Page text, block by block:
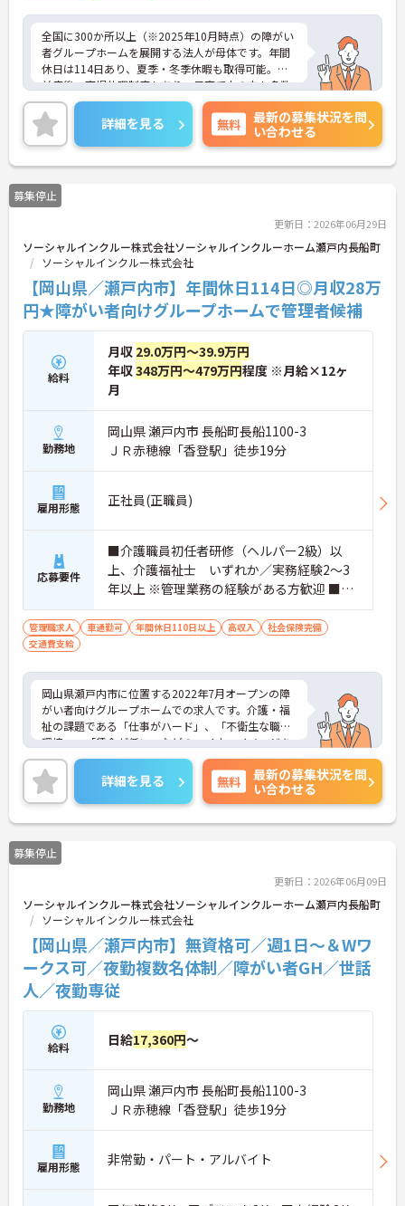
全国に300か所以上（※2025年10月時点）の障がい
者グループホームを展開する法人が母体です。年間
休日は114日あり、夏季・冬季休暇も取得可能。産
前産後・育児休暇制度もあり、子育て中の方も多数
活躍中で、ワークライフバランスを大切にしながら
働ける環境が整っています。研修制度や外部勉強会
の受講支援もあり、スキルアップもしっかりサポー
ト。将来的には管理者やエリアマネージャーへのキ
ャリアアップも目指せます。20代から60代まで幅広
い年代のスタッフが活躍しており、和やかな雰囲気
の職場です。介護経験を活かしたい方、福祉の資格
★おすすめPOINT★
・生活支援員からスタートし、サービス管理責任者
やエリアマネージャーへと続く明確なステップアッ
プの道筋が用意されています。急成長中の企業であ
るためポストも豊富にあり、専門性を高めながらマ
ネジメント職への挑戦も視野に入れていただけま
す。
・年間休日114日、残業月平均10時間程度という就
業環境に加え、産前産後休暇や育児休暇制度がしっ
かりと整備されています。オンとオフの切り替えを
明確にし、心身ともに充実した状態で長くご活躍い
ただけます。
・グループホーム一棟あたりの入居者様20名定員を
常時2～4名のスタッフで支援、国基準を上回る人員
配置や夜間複数名体制が敷かれているため、業務に
追われることなくご利用者様のペースに合わせたサ
います。
詳細を見る 無料
最新の募集状況を問
い合わせる
募集停止
更新日：2026年06月29日
ソーシャルインクルー株式会社ソーシャルインクルーホーム瀬戸内長船町
ソーシャルインクルー株式会社
【岡山県／瀬戸内市】年間休日114日◎月収28万
円★障がい者向けグループホームで管理者候補
給料
月収 29.0万円～39.9万円
年収348万円～479万円程度 ※月給×12ヶ
月
勤務地
岡山県 瀬戸内市 長船町長船1100-3
ＪＲ赤穂線「香登駅」徒歩19分
雇用形態 正社員(正職員)
応募要件
■介護職員初任者研修（ヘルパー2級）以
上、介護福祉士 いずれか／実務経験2～3
年以上 ※管理業務の経験がある方歓迎 ■普
通自動車免許(AT限定可)
管理職求人 車通勤可 年間休日110日以上 高収入
社会保険完備
交通費支給
岡山県瀬戸内市に位置する2022年7月オープンの障
がい者向けグループホームでの求人です。介護・福
祉の課題である「仕事がハード」、「不衛生な職場
環境」、「賃金が低い」などのマイナスイメージを
払拭した新しくてキレイなグループホームです。管
理業務から関係機関への対応、ご利用者様の支援等
幅広くご対応をいただきます。大手ならではの充実
した福利厚生で、安心して長くご就業していただけ
ます。年間休日114日！有給消化率も90％と高く、
メリハリのある勤務が可能です。
ご興味のある方には、面接対策ポイントなど、さら
詳細を見る 無料
最新の募集状況を問
い合わせる
募集停止
更新日：2026年06月09日
ソーシャルインクルー株式会社ソーシャルインクルーホーム瀬戸内長船町
ソーシャルインクルー株式会社
【岡山県／瀬戸内市】無資格可／週1日～＆Wワ
ークス可／夜勤複数名体制／障がい者GH／世話
人／夜勤専従
給料 日給17,360円～
勤務地
岡山県 瀬戸内市 長船町長船1100-3
ＪＲ赤穂線「香登駅」徒歩19分
雇用形態 非常勤・パート・アルバイト